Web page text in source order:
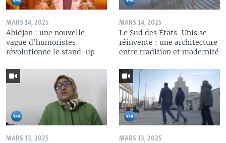
MARS 14, 2025
Abidjan : une nouvelle
vague d’humoristes
révolutionne le stand-up
MARS 14, 2025
Le Sud des États-Unis se
réinvente : une architecture
entre tradition et modernité
MARS 13, 2025 MARS 13, 2025